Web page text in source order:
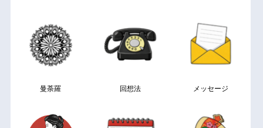
曼荼羅 回想法 メッセージ